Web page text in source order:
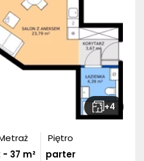
+4
- 37 m²
Piętro
parter